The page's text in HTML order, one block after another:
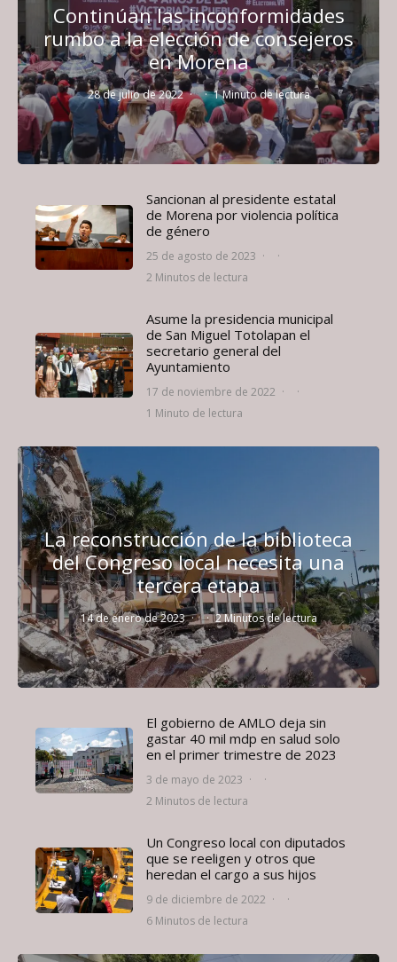
Continúan las inconformidades
rumbo a la elección de consejeros
en Morena
28 de julio de 2022 · · 1 Minuto de lectura
Sancionan al presidente estatal
de Morena por violencia política
de género
25 de agosto de 2023 ·
·
2 Minutos de lectura
Asume la presidencia municipal
de San Miguel Totolapan el
secretario general del
Ayuntamiento
17 de noviembre de 2022 ·
·
1 Minuto de lectura
La reconstrucción de la biblioteca
del Congreso local necesita una
tercera etapa
14 de enero de 2023 · · 2 Minutos de lectura
El gobierno de AMLO deja sin
gastar 40 mil mdp en salud solo
en el primer trimestre de 2023
3 de mayo de 2023 ·
·
2 Minutos de lectura
Un Congreso local con diputados
que se reeligen y otros que
heredan el cargo a sus hijos
9 de diciembre de 2022 ·
·
6 Minutos de lectura